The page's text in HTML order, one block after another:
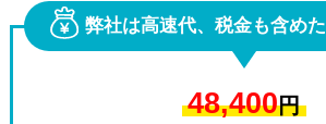
弊社は高速代、税金も含めた
48,400円